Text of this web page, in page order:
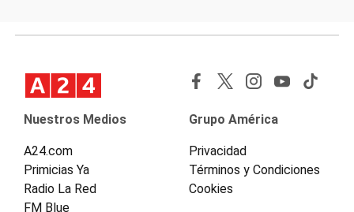
Nuestros Medios
A24.com
Primicias Ya
Radio La Red
FM Blue
Grupo América
Privacidad
Términos y Condiciones
Cookies